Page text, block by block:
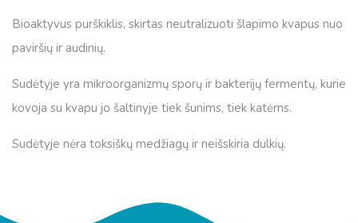
Bioaktyvus purškiklis, skirtas neutralizuoti šlapimo kvapus nuo
paviršių ir audinių.
Sudėtyje yra mikroorganizmų sporų ir bakterijų fermentų, kurie
kovoja su kvapu jo šaltinyje tiek šunims, tiek katėms.
Sudėtyje nėra toksiškų medžiagų ir neišskiria dulkių.